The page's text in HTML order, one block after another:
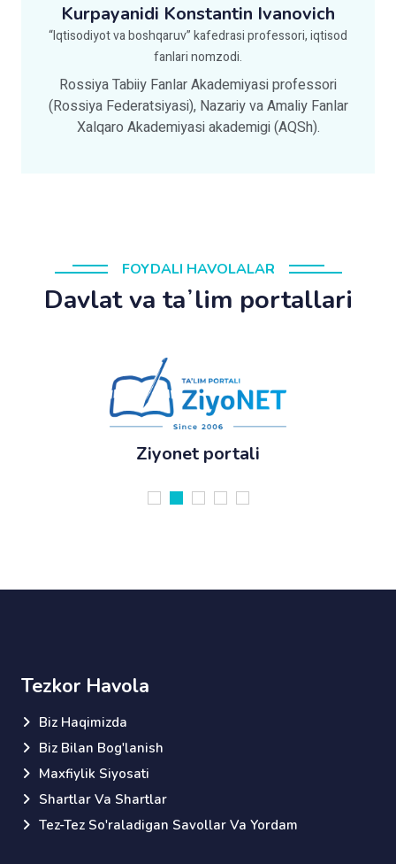
Kurpayanidi Konstantin Ivanovich
“Iqtisodiyot va boshqaruv” kafedrasi professori, iqtisod
fanlari nomzodi.
Rossiya Tabiiy Fanlar Akademiyasi professori
(Rossiya Federatsiyasi), Nazariy va Amaliy Fanlar
Xalqaro Akademiyasi akademigi (AQSh).
FOYDALI HAVOLALAR
Davlat va taʼlim portallari
Taʼlim vazirligi
Tezkor Havola
Biz Haqimizda
Biz Bilan Bog'lanish
Maxfiylik Siyosati
Shartlar Va Shartlar
Tez-Tez So'raladigan Savollar Va Yordam